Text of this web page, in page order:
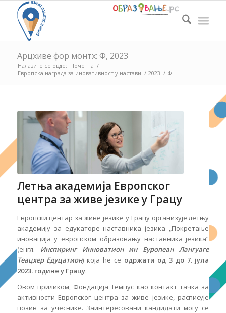
Арцхиве фор монтх: Ф, 2023
Налазите се овде: Почетна /
Европска награда за иновативност у настави / 2023 / Ф
Летња академија Европског
центра за живе језике у Грацу
Европски центар за живе језике у Грацу организује летњу
академију за едукаторе наставника језика „Покретање
иновација у европском образовању наставника језика”
(енгл. Инспиринг Инноватион ин Еуропеан Лангуаге
Теацхер Едуцатион) која ће се одржати од 3 до 7. јула
2023. године у Грацу.
Овом приликом, Фондација Темпус као контакт тачка за
активности Европског центра за живе језике, расписује
позив за учеснике. Заинтересовани кандидати могу се